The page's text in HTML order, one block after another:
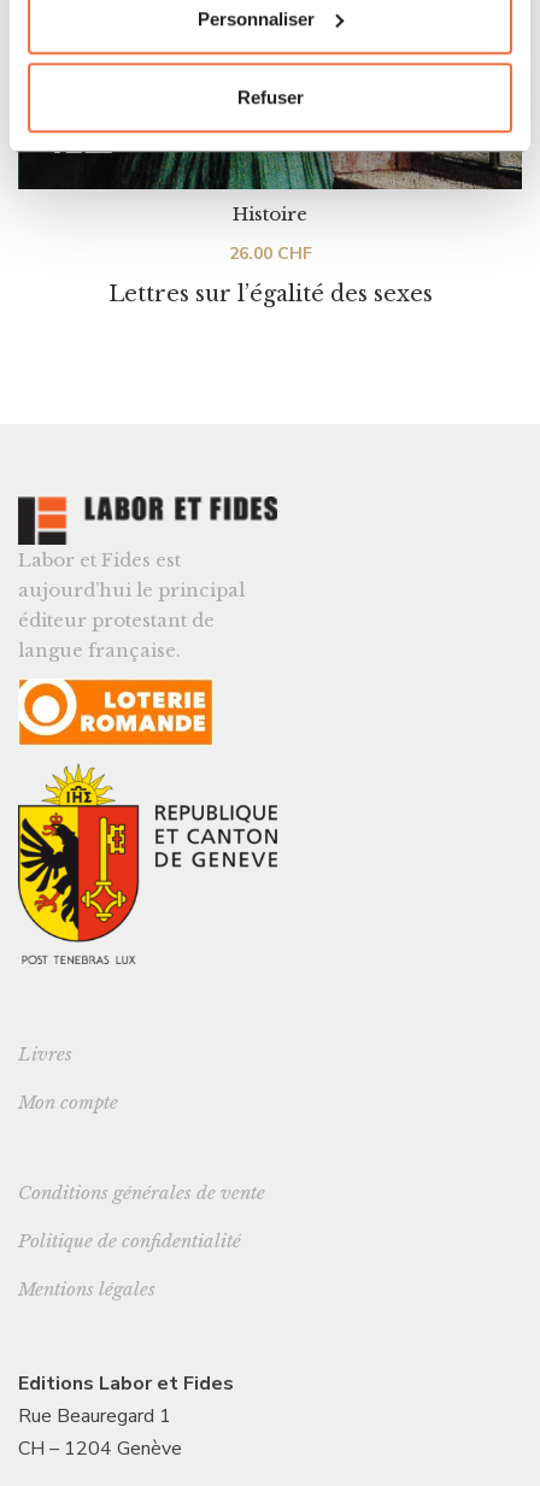
Personnaliser
Refuser
Lettres sur l’égalité des sexes
Histoire
26.00 CHF
Labor et Fides est
aujourd’hui le principal
éditeur protestant de
langue française.
Livres
Mon compte
Conditions générales de vente
Politique de confidentialité
Mentions légales
Editions Labor et Fides
Rue Beauregard 1
CH – 1204 Genève